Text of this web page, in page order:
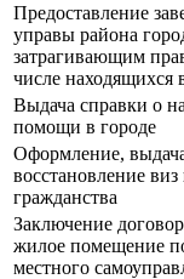
Предоставление
управы района
затрагивающим
числе находящихся
Выдача справки о
помощи в городе
Оформление,
восстановление
гражданства
Заключение
жилое помещение
местного